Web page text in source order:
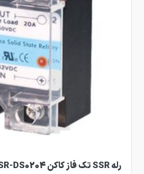
رله SSR تک فاز کاکن KMSR-DS0204